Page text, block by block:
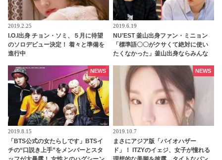
2019.2.25
I.O.I出身 チョン・ソミ、５月に待望
のソロデビュー決定！ 着々と準備を
進行中
2019.6.19
NU’EST 釜山出身ファン・ミニョン
「標準語〇〇がクサくて絶対に使い
たくなかった」釜山出身ならみんな
2019.8.15
「BTS公式の女たらしです」BTSイ
チの“口説き上手”をメンバーとスタ
NEWS
2019.10.7
まさにアジア版「バイオハザー
ド」！ ITZYのイェジ、女子が憧れる
NEWS